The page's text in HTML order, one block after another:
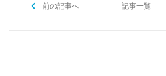
o
前の記事へ 記事一覧